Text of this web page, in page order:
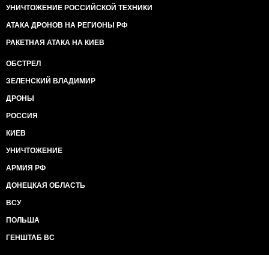
УНИЧТОЖЕНИЕ РОССИЙСКОЙ ТЕХНИКИ
АТАКА ДРОНОВ НА РЕГИОНЫ РФ
РАКЕТНАЯ АТАКА НА КИЕВ
ОБСТРЕЛ
ЗЕЛЕНСКИЙ ВЛАДИМИР
ДРОНЫ
РОССИЯ
КИЕВ
УНИЧТОЖЕНИЕ
АРМИЯ РФ
ДОНЕЦКАЯ ОБЛАСТЬ
ВСУ
ПОЛЬША
ГЕНШТАБ ВС